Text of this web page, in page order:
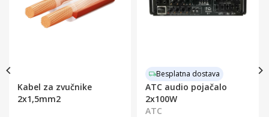
Kabel za zvučnike
2x1,5mm2
Besplatna dostava
ATC audio pojačalo
2x100W
ATC